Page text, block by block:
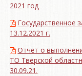
2021 год
Государственное
13.12.2021 г.
Отчет о
ТО Тверской
30.09.21.